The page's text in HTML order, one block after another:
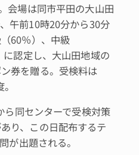
会場は同市平田の大山田
午前10時20分から30分
60％）、中級
に認定し、大山田地域の
券を贈る。受検料は
同センターで受検対策
り、この日配布するテ
が出題される。